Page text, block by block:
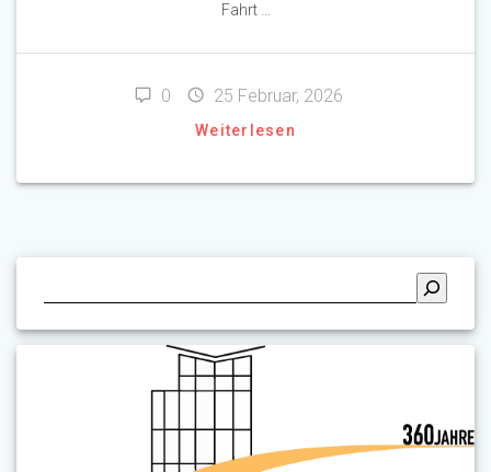
Fahrt …
0 25 Februar, 2026
Weiterlesen